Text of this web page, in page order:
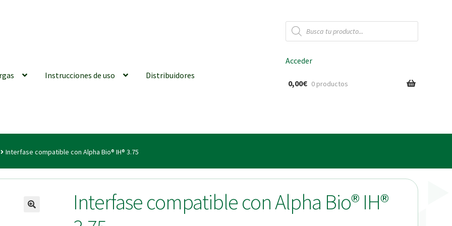
Búsqueda
de
productos
Instrucciones de uso Distribuidores
generales Conexiones CAD CAM
| Tienda Online!
Acceder
0,00€ 0 productos
Interfase compatible con Alpha Bio® IH® 3.75
Interfase compatible con Alpha Bio® IH®